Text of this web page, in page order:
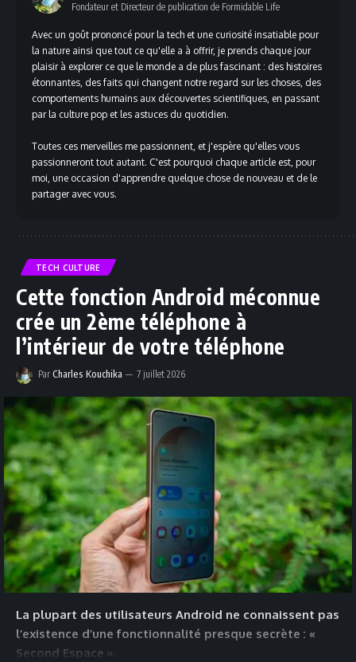
Fondateur et Directeur de publication de Formidable Life
Avec un goût prononcé pour la tech et une curiosité insatiable pour
la nature ainsi que tout ce qu'elle a à offrir, je prends chaque jour
plaisir à explorer ce que le monde a de plus fascinant : des histoires
étonnantes, des faits qui changent notre regard sur les choses, des
comportements humains aux découvertes scientifiques, en passant
par la culture pop et les astuces du quotidien.
Toutes ces merveilles me passionnent, et j'espère qu'elles vous
passionneront tout autant. C'est pourquoi chaque article est, pour
moi, une occasion d'apprendre quelque chose de nouveau et de le
partager avec vous.
TECH CULTURE
Cette fonction Android méconnue
crée un 2ème téléphone à
l’intérieur de votre téléphone
Par Charles Kouchika 7 juillet 2026
La plupart des utilisateurs Android ne connaissent pas
l’existence d’une fonctionnalité presque secrète : «
Second Espace ».